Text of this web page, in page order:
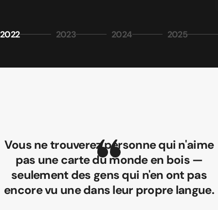
Page 1
2022
Page 2
2023
Page 3
2024
Page 4
2025
Vous ne trouverez personne qui n'aime
pas une carte du monde en bois —
seulement des gens qui n'en ont pas
encore vu une dans leur propre langue.